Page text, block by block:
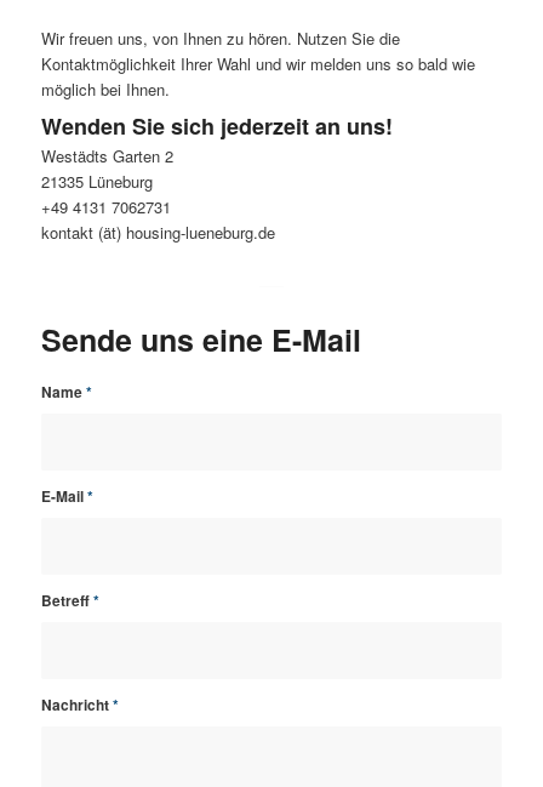
Wir freuen uns, von Ihnen zu hören. Nutzen Sie die
Kontaktmöglichkeit Ihrer Wahl und wir melden uns so bald wie
möglich bei Ihnen.
Wenden Sie sich jederzeit an uns!
Westädts Garten 2
21335 Lüneburg
+49 4131 7062731
kontakt (ät) housing-lueneburg.de
Sende uns eine E-Mail
Name*
E-Mail*
Betreff*
Nachricht*